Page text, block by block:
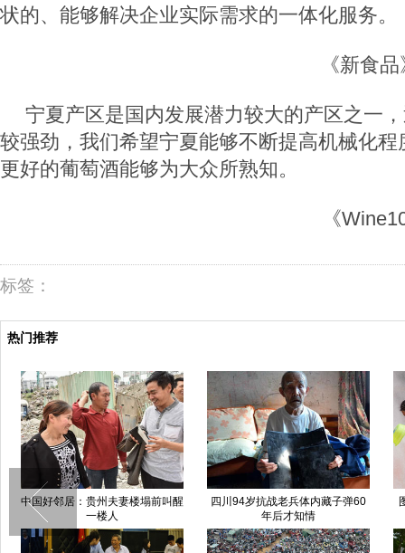
状的、能够解决企业实际需求的一体化服务。
《新食
宁夏产区是国内发展潜力较大的产区之一
较强劲，我们希望宁夏能够不断提高机械化
更好的葡萄酒能够为大众所熟知。
《
标签：
热门推荐
中国好邻居：贵州夫妻楼塌前叫醒
一楼人
四川94岁抗战老兵体内藏子弹60
年后才知情